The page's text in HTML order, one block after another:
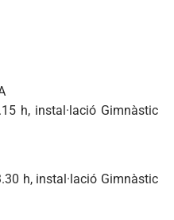
h, instal·lació Gimnàstic
h, instal·lació Gimnàstic